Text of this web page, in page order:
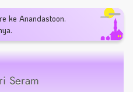
ke Anandastoon.
Seram